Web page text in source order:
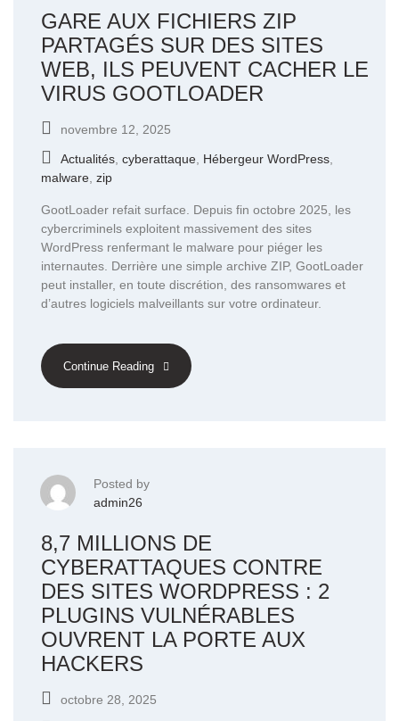
GARE AUX FICHIERS ZIP
PARTAGÉS SUR DES SITES
WEB, ILS PEUVENT CACHER LE
VIRUS GOOTLOADER
novembre 12, 2025
Actualités cyberattaque Hébergeur WordPress
malware zip
GootLoader refait surface. Depuis fin octobre 2025, les
cybercriminels exploitent massivement des sites
WordPress renfermant le malware pour piéger les
internautes. Derrière une simple archive ZIP, GootLoader
peut installer, en toute discrétion, des ransomwares et
d’autres logiciels malveillants sur votre ordinateur.
Continue Reading
Posted by
admin26
8,7 MILLIONS DE
CYBERATTAQUES CONTRE
DES SITES WORDPRESS : 2
PLUGINS VULNÉRABLES
OUVRENT LA PORTE AUX
HACKERS
octobre 28, 2025